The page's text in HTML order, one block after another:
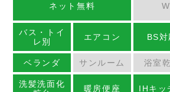
ネット無料
バス・トイ
レ別
エアコン BS対
ベランダ サンルーム 浴室
洗髪洗面化
暖房便座 IHキッ